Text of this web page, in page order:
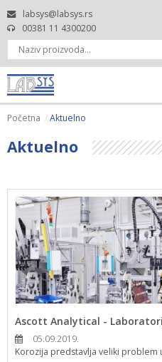
labsys@labsys.rs
00381 11 4300200
Početna Aktuelno
Aktuelno
Ascott Analytical -
05.09.2019.
Korozija predstavlja veliki problem